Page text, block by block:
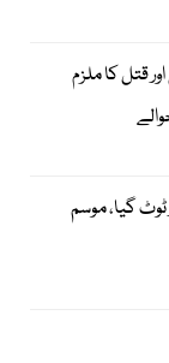
قتل کا ملزم
گیا، موسم